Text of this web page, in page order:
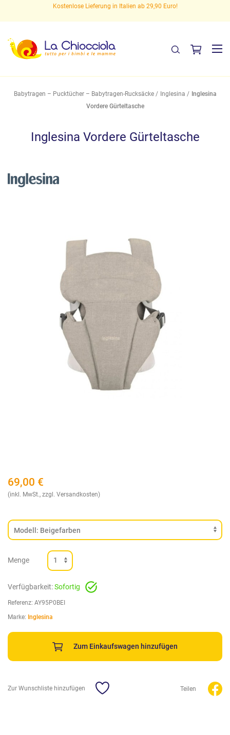
Kostenlose Lieferung in Italien ab 29,90 Euro!
Babytragen – Pucktücher – Babytragen-Rucksäcke Inglesina
Inglesina
Vordere Gürteltasche
Inglesina Vordere Gürteltasche
69,00 €
(inkl. MwSt., zzgl. Versandkosten)
Menge
Verfügbarkeit:Sofortig
Referenz: AY95P0BEI
Marke: Inglesina
Zum Einkaufswagen hinzufügen
Zur Wunschliste hinzufügen Teilen